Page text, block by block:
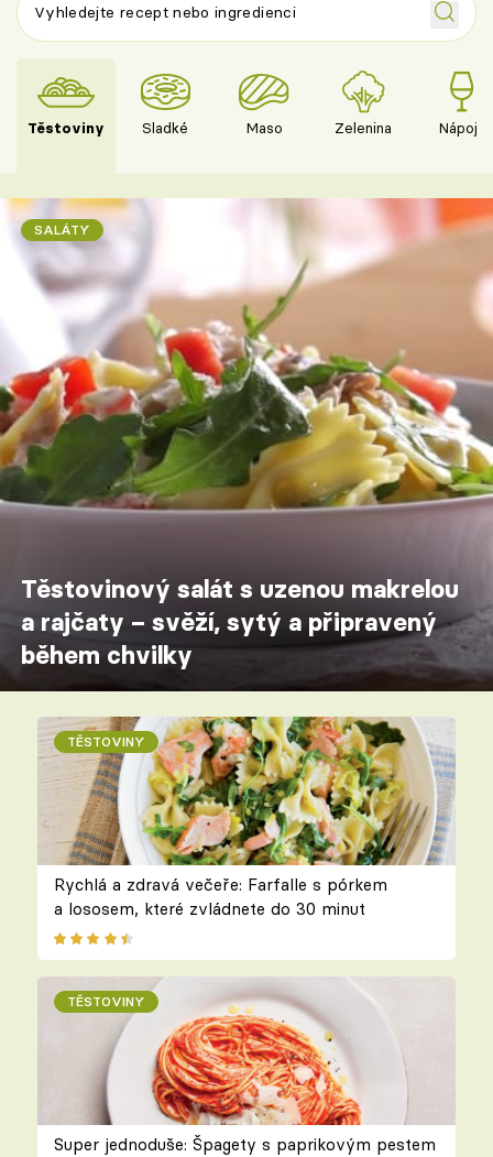
Těstoviny Sladké Maso Zelenina Nápoje
SALÁTY
Těstovinový salát s uzenou makrelou
a rajčaty – svěží, sytý a připravený
během chvilky
TĚSTOVINY
Rychlá a zdravá večeře: Farfalle s pórkem
a lososem, které zvládnete do 30 minut
TĚSTOVINY
Super jednoduše: Špagety s paprikovým pestem